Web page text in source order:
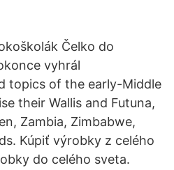
Čelko do
vyhrál
topics of the early-Middle
their Wallis and Futuna,
Zambia, Zimbabwe,
Kúpiť výrobky z celého
do celého sveta.